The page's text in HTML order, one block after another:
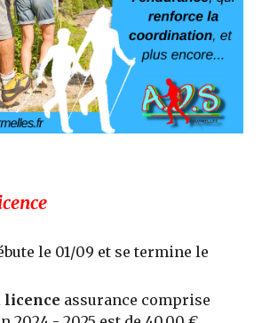
le 01/09 et se termine le
licence assurance comprise